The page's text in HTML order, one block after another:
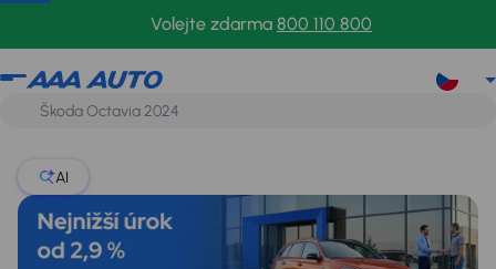
Volejte zdarma 800 110 800
Chevrolet
AI